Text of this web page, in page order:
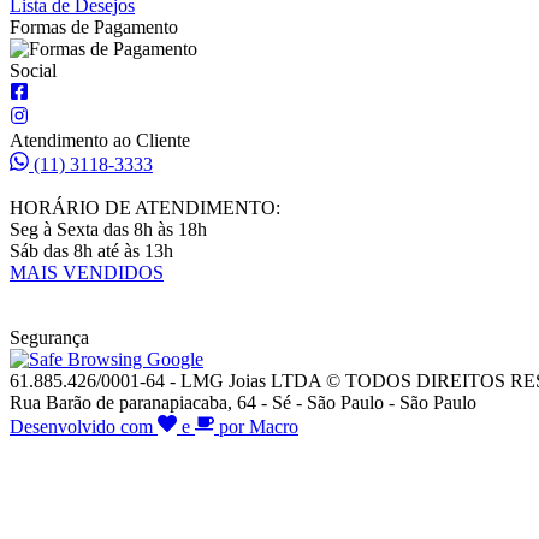
Lista de Desejos
Formas de Pagamento
Social
Atendimento ao Cliente
(11) 3118-3333
HORÁRIO DE ATENDIMENTO:
Seg à Sexta das 8h às 18h
Sáb das 8h até às 13h
MAIS VENDIDOS
Segurança
61.885.426/0001-64 - LMG Joias LTDA © TODOS DIREITOS
Rua Barão de paranapiacaba, 64 - Sé - São Paulo - São Paulo
Desenvolvido com
e por Macro